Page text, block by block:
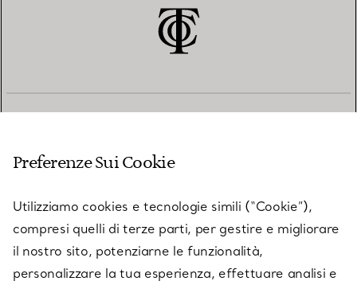
SU TIFFANY & CO.
Preferenze Sui Cookie
Utilizziamo cookies e tecnologie simili (“Cookie”),
compresi quelli di terze parti, per gestire e migliorare
il nostro sito, potenziarne le funzionalità,
personalizzare la tua esperienza, effettuare analisi e